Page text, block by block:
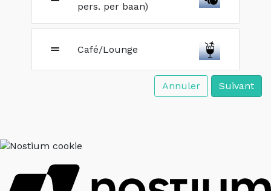
pers. per baan)
Café/Lounge
Annuler Suivant